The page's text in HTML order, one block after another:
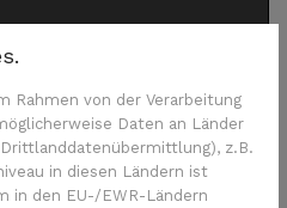
und
Rahmen von der Verarbeitung
Daten an Länder
z.B.
in diesen Ländern ist
in den EU-/EWR-Ländern